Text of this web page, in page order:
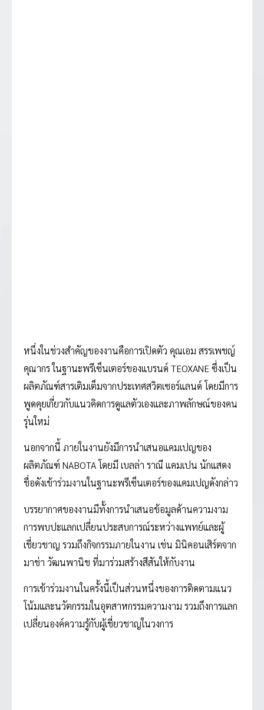
หนึ่งในช่วงสำคัญของงานคือการเปิดตัว คุณเอม สรรเพชญ์
คุณากร ในฐานะพรีเซ็นเตอร์ของแบรนด์ TEOXANE ซึ่งเป็น
ผลิตภัณฑ์สารเติมเต็มจากประเทศสวิตเซอร์แลนด์ โดยมีการ
พูดคุยเกี่ยวกับแนวคิดการดูแลตัวเองและภาพลักษณ์ของคน
รุ่นใหม่
นอกจากนี้ ภายในงานยังมีการนำเสนอแคมเปญของ
ผลิตภัณฑ์ NABOTA โดยมี เบลล่า ราณี แคมเปน นักแสดง
ชื่อดังเข้าร่วมงานในฐานะพรีเซ็นเตอร์ของแคมเปญดังกล่าว
บรรยากาศของงานมีทั้งการนำเสนอข้อมูลด้านความงาม
การพบปะแลกเปลี่ยนประสบการณ์ระหว่างแพทย์และผู้
เชี่ยวชาญ รวมถึงกิจกรรมภายในงาน เช่น มินิคอนเสิร์ตจาก
มาช่า วัฒนพานิช ที่มาร่วมสร้างสีสันให้กับงาน
การเข้าร่วมงานในครั้งนี้เป็นส่วนหนึ่งของการติดตามแนว
โน้มและนวัตกรรมในอุตสาหกรรมความงาม รวมถึงการแลก
เปลี่ยนองค์ความรู้กับผู้เชี่ยวชาญในวงการ